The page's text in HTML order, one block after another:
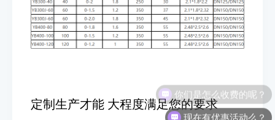
定制生产才能 大程度满足您的要求
你们是怎么收费的呢？
现在有优惠活动么？